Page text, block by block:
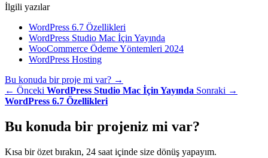
İlgili yazılar
WordPress 6.7 Özellikleri
WordPress Studio Mac İçin Yayında
WooCommerce Ödeme Yöntemleri 2024
WordPress Hosting
Bu konuda bir proje mi var? →
← Önceki WordPress Studio Mac İçin Yayında Sonraki →
WordPress 6.7 Özellikleri
Bu konuda bir projeniz mi var?
Kısa bir özet bırakın, 24 saat içinde size dönüş yapayım.